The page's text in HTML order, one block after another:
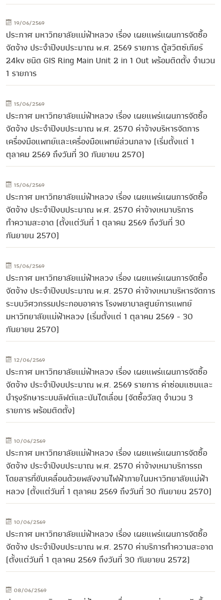
19/06/2569
ประกาศ มหาวิทยาลัยแม่ฟ้าหลวง เรื่อง เผยแพร่แผนการจัดซื้อ
จัดจ้าง ประจำปีงบประมาณ พ.ศ. 2569 รายการ ตู้สวิตซ์เกียร์
24kv ชนิด GIS Ring Main Unit 2 in 1 Out พร้อมติดตั้ง จำนวน
1 รายการ
15/06/2569
ประกาศ มหาวิทยาลัยแม่ฟ้าหลวง เรื่อง เผยแพร่แผนการจัดซื้อ
จัดจ้าง ประจำปีงบประมาณ พ.ศ. 2570 ค่าจ้างบริหารจัดการ
เครื่องมือแพทย์และเครื่องมือแพทย์ส่วนกลาง (เริ่มตั้งแต่ 1
ตุลาคม 2569 ถึงวันที่ 30 กันยายน 2570)
15/06/2569
ประกาศ มหาวิทยาลัยแม่ฟ้าหลวง เรื่อง เผยแพร่แผนการจัดซื้อ
จัดจ้าง ประจำปีงบประมาณ พ.ศ. 2570 ค่าจ้างเหมาบริการ
ทำความสะอาด (ตั้งแต่วันที่ 1 ตุลาคม 2569 ถึงวันที่ 30
กันยายน 2570)
15/06/2569
ประกาศ มหาวิทยาลัยแม่ฟ้าหลวง เรื่อง เผยแพร่แผนการจัดซื้อ
จัดจ้าง ประจำปีงบประมาณ พ.ศ. 2570 ค่าจ้างเหมาบริหารจัดการ
ระบบวิศวกรรมประกอบอาคาร โรงพยาบาลศูนย์การแพทย์
มหาวิทยาลัยแม่ฟ้าหลวง (เริ่มตั้งแต่ 1 ตุลาคม 2569 - 30
กันยายน 2570)
12/06/2569
ประกาศ มหาวิทยาลัยแม่ฟ้าหลวง เรื่อง เผยแพร่แผนการจัดซื้อ
จัดจ้าง ประจำปีงบประมาณ พ.ศ. 2569 รายการ ค่าซ่อมแซมและ
บำรุงรักษาระบบลิฟต์และบันไดเลื่อน (จัดซื้อวัสดุ จำนวน 3
รายการ พร้อมติดตั้ง)
10/06/2569
ประกาศ มหาวิทยาลัยแม่ฟ้าหลวง เรื่อง เผยแพร่แผนการจัดซื้อ
จัดจ้าง ประจำปีงบประมาณ พ.ศ. 2570 ค่าจ้างเหมาบริการรถ
โดยสารที่ขับเคลื่อนด้วยพลังงานไฟฟ้าภายในมหาวิทยาลัยแม่ฟ้า
หลวง (ตั้งแต่วันที่ 1 ตุลาคม 2569 ถึงวันที่ 30 กันยายน 2570)
10/06/2569
ประกาศ มหาวิทยาลัยแม่ฟ้าหลวง เรื่อง เผยแพร่แผนการจัดซื้อ
จัดจ้าง ประจำปีงบประมาณ พ.ศ. 2570 ค่าบริการทำความสะอาด
(ตั้งแต่วันที่ 1 ตุลาคม 2569 ถึงวันที่ 30 กันยายน 2572)
08/06/2569